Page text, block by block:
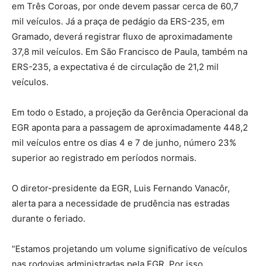
em Três Coroas, por onde devem passar cerca de 60,7
mil veículos. Já a praça de pedágio da ERS-235, em
Gramado, deverá registrar fluxo de aproximadamente
37,8 mil veículos. Em São Francisco de Paula, também na
ERS-235, a expectativa é de circulação de 21,2 mil
veículos.
Em todo o Estado, a projeção da Gerência Operacional da
EGR aponta para a passagem de aproximadamente 448,2
mil veículos entre os dias 4 e 7 de junho, número 23%
superior ao registrado em períodos normais.
O diretor-presidente da EGR, Luis Fernando Vanacôr,
alerta para a necessidade de prudência nas estradas
durante o feriado.
“Estamos projetando um volume significativo de veículos